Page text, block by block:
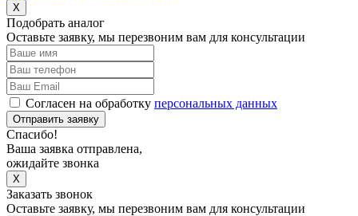
X
Подобрать аналог
Оставьте заявку, мы перезвоним вам для консультации
Согласен на обработку персональных данных
Отправить заявку
Спасибо!
Ваша заявка отправлена,
ожидайте звонка
X
Заказать звонок
Оставьте заявку, мы перезвоним вам для консультации